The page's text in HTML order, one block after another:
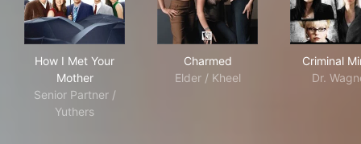
How I Met Your
Mother
Senior Partner /
Yuthers
Charmed
Elder / Kheel
Criminal
Dr.